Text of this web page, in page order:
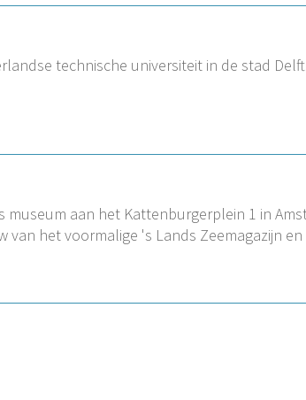
technische universiteit in de stad
museum aan het Kattenburgerplein 1 in
van het voormalige 's Lands Zeemagazijn